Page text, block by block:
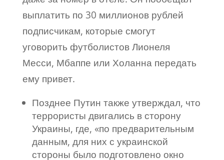
выплатить по 30 миллионов рублей
подписчикам, которые смогут
уговорить футболистов Лионеля
Месси, Мбаппе или Холанна передать
ему привет.
Позднее Путин также утверждал, что
террористы двигались в сторону
Украины, где, «по предварительным
данным, для них с украинской
стороны было подготовлено окно